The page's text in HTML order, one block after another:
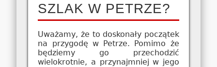
SZLAK W PETRZE?
Uważamy, że to doskonały początek
na przygodę w Petrze. Pomimo że
będziemy go przechodzić
wielokrotnie, a przynajmniej w jego